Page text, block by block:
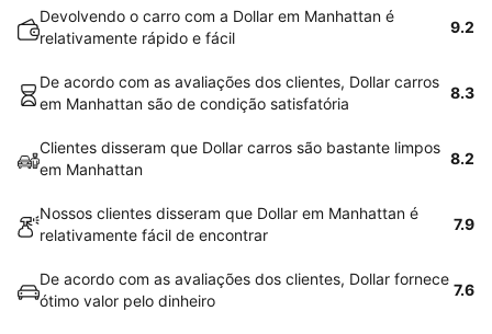
Devolvendo o carro com a Dollar em Manhattan é
relativamente rápido e fácil
9.2
De acordo com as avaliações dos clientes, Dollar carros
em Manhattan são de condição satisfatória
8.3
Clientes disseram que Dollar carros são bastante limpos
em Manhattan
8.2
Nossos clientes disseram que Dollar em Manhattan é
relativamente fácil de encontrar
7.9
De acordo com as avaliações dos clientes, Dollar fornece
ótimo valor pelo dinheiro
7.6